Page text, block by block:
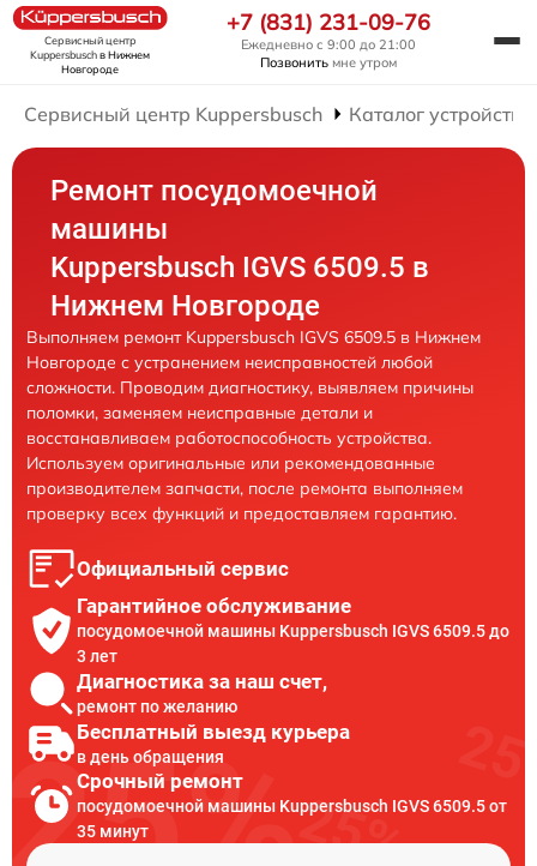
Сервисный центр
Kuppersbuschв Нижнем
Новгороде
+7 (831) 231-09-76
Ежедневно с 9:00 до 21:00
Позвонить мне утром
Сервисный центр Kuppersbusch Каталог устройств
Ремонт посудомоечной
машины
Kuppersbusch IGVS 6509.5 в
Нижнем Новгороде
Выполняем ремонт Kuppersbusch IGVS 6509.5 в Нижнем
Новгороде с устранением неисправностей любой
сложности. Проводим диагностику, выявляем причины
поломки, заменяем неисправные детали и
восстанавливаем работоспособность устройства.
Используем оригинальные или рекомендованные
производителем запчасти, после ремонта выполняем
проверку всех функций и предоставляем гарантию.
Официальный сервис
Гарантийное обслуживание
посудомоечной машины Kuppersbusch IGVS 6509.5 до
3 лет
Диагностика за наш счет,
ремонт по желанию
Бесплатный выезд курьера
в день обращения
Срочный ремонт
посудомоечной машины Kuppersbusch IGVS 6509.5 от
35 минут